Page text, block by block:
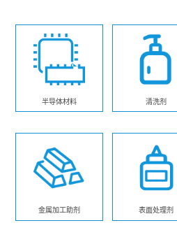
半导体材料 清洗剂
金属加工助剂 表面处理剂